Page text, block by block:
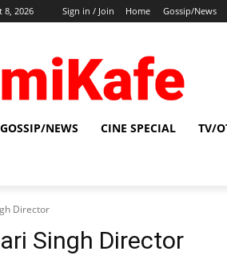
8, 2026 Sign in / Join Home Gossip/News
GOSSIP/NEWS CINE SPECIAL TV/
Director
Singh Director